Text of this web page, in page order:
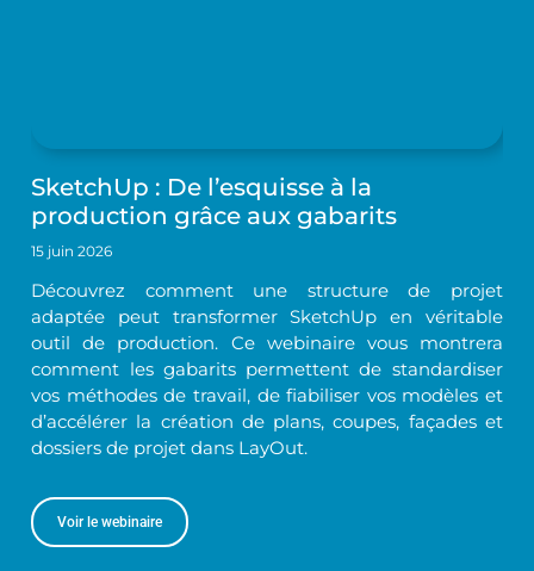
SketchUp : De l’esquisse à la
production grâce aux gabarits
15 juin 2026
Découvrez comment une structure de projet
adaptée peut transformer SketchUp en véritable
outil de production. Ce webinaire vous montrera
comment les gabarits permettent de standardiser
vos méthodes de travail, de fiabiliser vos modèles et
d’accélérer la création de plans, coupes, façades et
dossiers de projet dans LayOut.
Voir le webinaire